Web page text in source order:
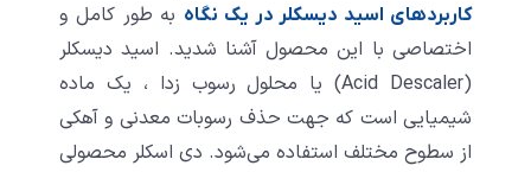
کاربردهای اسید دیسکلر در یک نگاه به طور کامل و
اختصاصی با این محصول آشنا شدید. اسید دیسکلر
(
Acid Descaler
) یا محلول رسوب ‌زدا ، یک ماده
شیمیایی است که جهت حذف رسوبات معدنی و آهکی
از سطوح مختلف استفاده می‌شود. دی اسکلر محصولی